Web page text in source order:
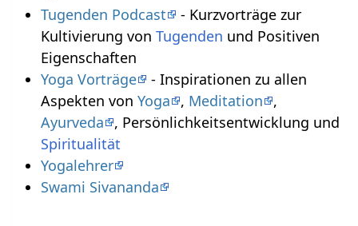
Tugenden Podcast
- Kurzvorträge zur
Kultivierung von Tugenden und Positiven
Eigenschaften
Yoga Vorträge
- Inspirationen zu allen
Aspekten von Yoga , Meditation
,
Ayurveda
, Persönlichkeitsentwicklung und
Spiritualität
Yogalehrer
Swami Sivananda